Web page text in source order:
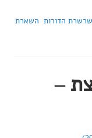
שרשרת הדורות השארת
–